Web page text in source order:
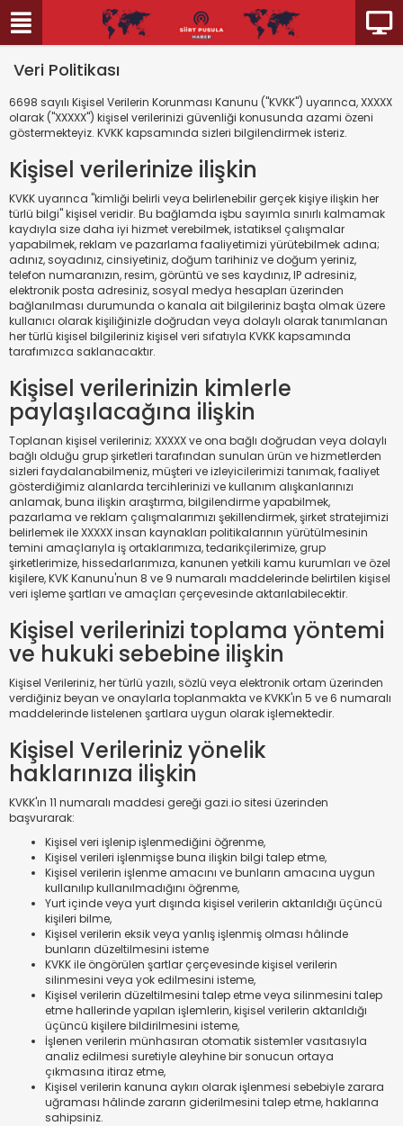
Veri Politikası
6698 sayılı Kişisel Verilerin Korunması Kanunu ("KVKK") uyarınca, XXXXX
olarak ("XXXXX") kişisel verilerinizi güvenliği konusunda azami özeni
göstermekteyiz. KVKK kapsamında sizleri bilgilendirmek isteriz.
Kişisel verilerinize ilişkin
KVKK uyarınca "kimliği belirli veya belirlenebilir gerçek kişiye ilişkin her
türlü bilgi" kişisel veridir. Bu bağlamda işbu sayımla sınırlı kalmamak
kaydıyla size daha iyi hizmet verebilmek, istatiksel çalışmalar
yapabilmek, reklam ve pazarlama faaliyetimizi yürütebilmek adına;
adınız, soyadınız, cinsiyetiniz, doğum tarihiniz ve doğum yeriniz,
telefon numaranızın, resim, görüntü ve ses kaydınız, IP adresiniz,
elektronik posta adresiniz, sosyal medya hesapları üzerinden
bağlanılması durumunda o kanala ait bilgileriniz başta olmak üzere
kullanıcı olarak kişiliğinizle doğrudan veya dolaylı olarak tanımlanan
her türlü kişisel bilgileriniz kişisel veri sıfatıyla KVKK kapsamında
tarafımızca saklanacaktır.
Kişisel verilerinizin kimlerle
paylaşılacağına ilişkin
Toplanan kişisel verileriniz; XXXXX ve ona bağlı doğrudan veya dolaylı
bağlı olduğu grup şirketleri tarafından sunulan ürün ve hizmetlerden
sizleri faydalanabilmeniz, müşteri ve izleyicilerimizi tanımak, faaliyet
gösterdiğimiz alanlarda tercihlerinizi ve kullanım alışkanlarınızı
anlamak, buna ilişkin araştırma, bilgilendirme yapabilmek,
pazarlama ve reklam çalışmalarımızı şekillendirmek, şirket stratejimizi
belirlemek ile XXXXX insan kaynakları politikalarının yürütülmesinin
temini amaçlarıyla iş ortaklarımıza, tedarikçilerimize, grup
şirketlerimize, hissedarlarımıza, kanunen yetkili kamu kurumları ve özel
kişilere, KVK Kanunu'nun 8 ve 9 numaralı maddelerinde belirtilen kişisel
veri işleme şartları ve amaçları çerçevesinde aktarılabilecektir.
Kişisel verilerinizi toplama yöntemi
ve hukuki sebebine ilişkin
Kişisel Verileriniz, her türlü yazılı, sözlü veya elektronik ortam üzerinden
verdiğiniz beyan ve onaylarla toplanmakta ve KVKK'ın 5 ve 6 numaralı
maddelerinde listelenen şartlara uygun olarak işlemektedir.
Kişisel Verileriniz yönelik
haklarınıza ilişkin
KVKK'ın 11 numaralı maddesi gereği gazi.io sitesi üzerinden
başvurarak:
Kişisel veri işlenip işlenmediğini öğrenme,
Kişisel verileri işlenmişse buna ilişkin bilgi talep etme,
Kişisel verilerin işlenme amacını ve bunların amacına uygun
kullanılıp kullanılmadığını öğrenme,
Yurt içinde veya yurt dışında kişisel verilerin aktarıldığı üçüncü
kişileri bilme,
Kişisel verilerin eksik veya yanlış işlenmiş olması hâlinde
bunların düzeltilmesini isteme
KVKK ile öngörülen şartlar çerçevesinde kişisel verilerin
silinmesini veya yok edilmesini isteme,
Kişisel verilerin düzeltilmesini talep etme veya silinmesini talep
etme hallerinde yapılan işlemlerin, kişisel verilerin aktarıldığı
üçüncü kişilere bildirilmesini isteme,
İşlenen verilerin münhasıran otomatik sistemler vasıtasıyla
analiz edilmesi suretiyle aleyhine bir sonucun ortaya
çıkmasına itiraz etme,
Kişisel verilerin kanuna aykırı olarak işlenmesi sebebiyle zarara
uğraması hâlinde zararın giderilmesini talep etme, haklarına
sahipsiniz.